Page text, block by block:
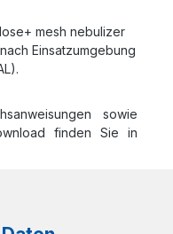
mesh nebulizer
Einsatzumgebung
sowie
finden Sie in